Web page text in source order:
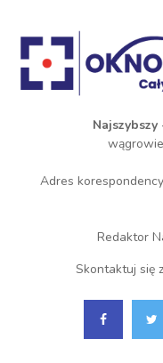
Adres
Redaktor
Skontaktuj się